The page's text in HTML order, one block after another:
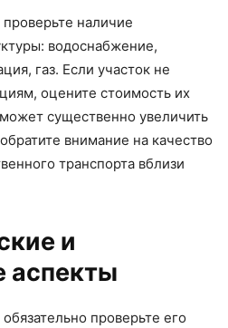
наличие
водоснабжение,
газ. Если участок не
оцените стоимость их
существенно увеличить
внимание на качество
транспорта вблизи
и
аспекты
проверьте его